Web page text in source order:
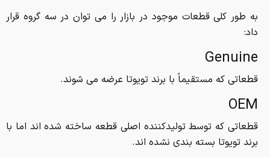
به طور کلی قطعات موجود در بازار را می توان در سه گروه قرار
داد:
Genuine
قطعاتی که مستقیماً با برند تویوتا عرضه می شوند.
OEM
قطعاتی که توسط تولیدکننده اصلی قطعه ساخته شده اند اما با
برند تویوتا بسته بندی نشده اند.